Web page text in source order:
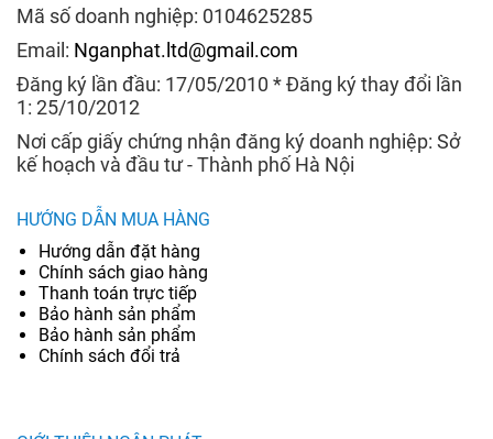
Mã số doanh nghiệp: 0104625285
Email: Nganphat.ltd@gmail.com
Đăng ký lần đầu: 17/05/2010 * Đăng ký thay đổi lần
1: 25/10/2012
Nơi cấp giấy chứng nhận đăng ký doanh nghiệp: Sở
kế hoạch và đầu tư - Thành phố Hà Nội
HƯỚNG DẪN MUA HÀNG
Hướng dẫn đặt hàng
Chính sách giao hàng
Thanh toán trực tiếp
Bảo hành sản phẩm
Bảo hành sản phẩm
Chính sách đổi trả